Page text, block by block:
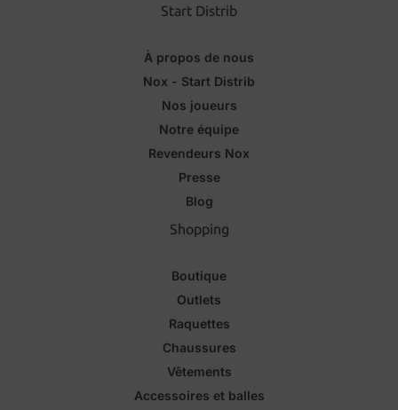
Start Distrib
À propos de nous
Nox - Start Distrib
Nos joueurs
Notre équipe
Revendeurs Nox
Presse
Blog
Shopping
Boutique
Outlets
Raquettes
Chaussures
Vêtements
Accessoires et balles